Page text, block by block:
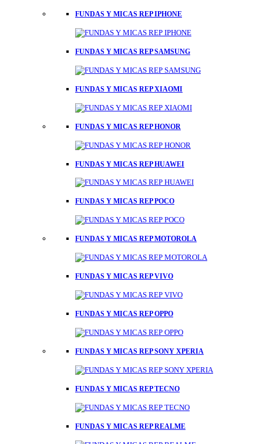
FUNDAS Y MICAS REP IPHONE
FUNDAS Y MICAS REP SAMSUNG
FUNDAS Y MICAS REP XIAOMI
FUNDAS Y MICAS REP HONOR
FUNDAS Y MICAS REP HUAWEI
FUNDAS Y MICAS REP POCO
FUNDAS Y MICAS REP MOTOROLA
FUNDAS Y MICAS REP VIVO
FUNDAS Y MICAS REP OPPO
FUNDAS Y MICAS REP SONY XPERIA
FUNDAS Y MICAS REP TECNO
FUNDAS Y MICAS REP REALME